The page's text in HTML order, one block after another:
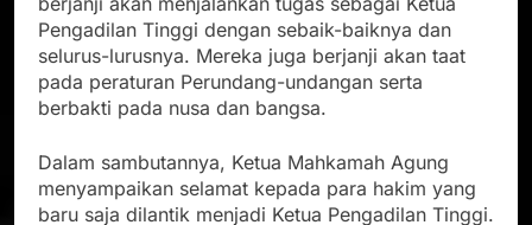
Pengadilan Tinggi dengan sebaik-baiknya dan
selurus-lurusnya. Mereka juga berjanji akan taat
pada peraturan Perundang-undangan serta
berbakti pada nusa dan bangsa.
Dalam sambutannya, Ketua Mahkamah Agung
menyampaikan selamat kepada para hakim yang
baru saja dilantik menjadi Ketua Pengadilan Tinggi.